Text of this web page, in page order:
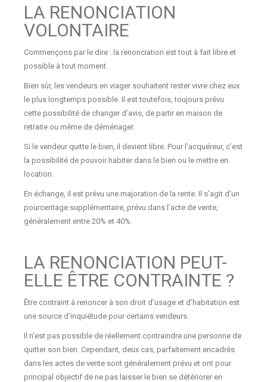
LA RENONCIATION
VOLONTAIRE
Commençons par le dire : la renonciation est tout à fait libre et
possible à tout moment.
Bien sûr, les vendeurs en viager souhaitent rester vivre chez eux
le plus longtemps possible. Il est toutefois, toujours prévu
cette possibilité de changer d’avis, de partir en maison de
retraite ou même de déménager.
Si le vendeur quitte le bien, il devient libre. Pour l’acquéreur, c’est
la possibilité de pouvoir habiter dans le bien ou le mettre en
location.
En échange, il est prévu une majoration de la rente. Il s’agit d’un
pourcentage supplémentaire, prévu dans l’acte de vente,
généralement entre 20% et 40%.
LA RENONCIATION PEUT-
ELLE ÊTRE CONTRAINTE ?
Être contraint à renoncer à son droit d’usage et d’habitation est
une source d’inquiétude pour certains vendeurs.
Il n’est pas possible de réellement contraindre une personne de
quitter son bien. Cependant, deux cas, parfaitement encadrés
dans les actes de vente sont généralement prévu et ont pour
principal objectif de ne pas laisser le bien se détériorer en